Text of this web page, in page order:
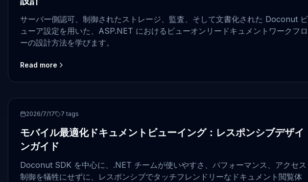
サーバー側認可、制御されたストレージ、監査、そして文書化された Doconut ビ
ューア設定を用いた、ASP.NET におけるビューオンリードキュメントワークフロ
ーの設計方法を学びます。
Read more
ASP.NET
2026/7/17 7 tags
モバイル最適化ドキュメントビューイング：レスポンシブデザイ
ンガイド
Doconut SDK を中心に、.NET チームが使いやすさ、パフォーマンス、アクセス
制御を犠牲にせずに、レスポンシブでタッチフレンドリーなドキュメント閲覧体